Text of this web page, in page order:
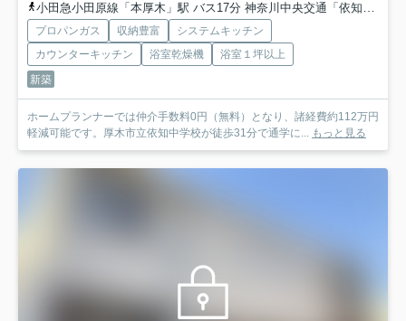
小田急小田原線「本厚木」駅 バス17分 神奈川中央交通「依知小学校前」 停歩11分
プロパンガス 収納豊富
システムキッチン
カウンターキッチン
浴室乾燥機
浴室１坪以上
新築
ホームプランナーでは仲介手数料0円（無料）となり、諸経費約112万円
軽減可能です。厚木市立依知中学校が徒歩31分で通学に... もっと見る